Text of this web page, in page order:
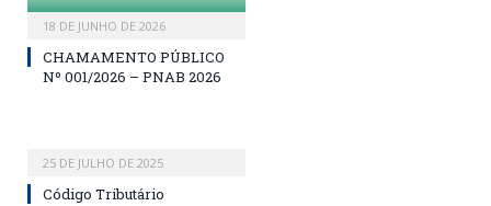
18 DE JUNHO DE 2026
CHAMAMENTO PÚBLICO
Nº 001/2026 – PNAB 2026
25 DE JULHO DE 2025
Código Tributário